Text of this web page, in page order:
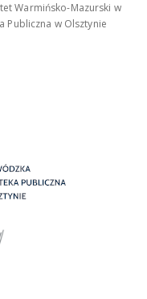
Warmińsko-Mazurski w
Publiczna w Olsztynie